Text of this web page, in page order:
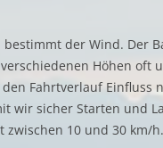
der Wind. Der
Höhen oft
Fahrtverlauf Einfluss
wir sicher Starten und
zwischen 10 und 30 km/h.